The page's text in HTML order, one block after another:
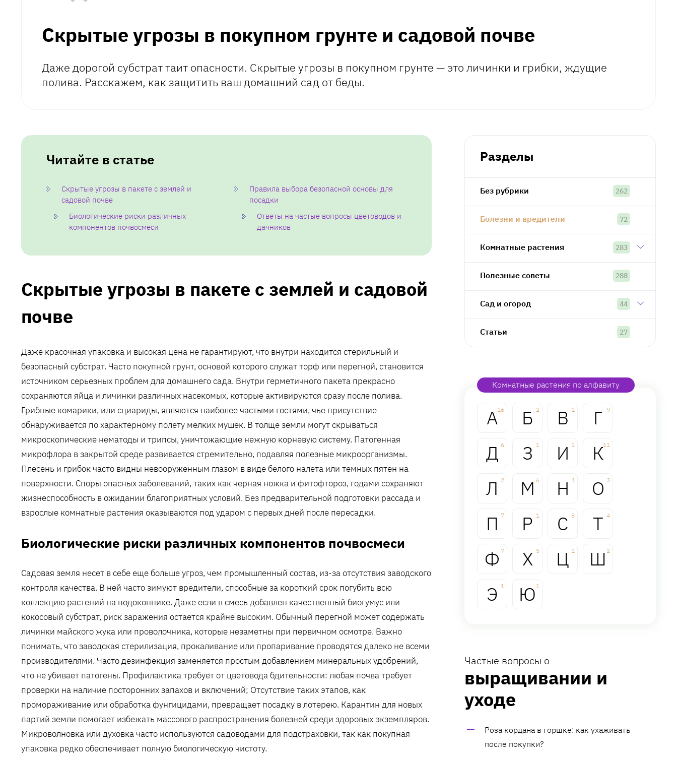
Скрытые угрозы в покупном грунте и садовой почве
Даже дорогой субстрат таит опасности. Скрытые угрозы в покупном грунте — это личинки и грибки, ждущие
полива. Расскажем, как защитить ваш домашний сад от беды.
Читайте в статье
Скрытые угрозы в пакете с землей и
садовой почве
Биологические риски различных
компонентов почвосмеси
Правила выбора безопасной основы для
посадки
Ответы на частые вопросы цветоводов и
дачников
Скрытые угрозы в пакете с землей и садовой
почве
Даже красочная упаковка и высокая цена не гарантируют, что внутри находится стерильный и
безопасный субстрат. Часто покупной грунт, основой которого служат торф или перегной, становится
источником серьезных проблем для домашнего сада. Внутри герметичного пакета прекрасно
сохраняются яйца и личинки различных насекомых, которые активируются сразу после полива.
Грибные комарики, или сциариды, являются наиболее частыми гостями, чье присутствие
обнаруживается по характерному полету мелких мушек. В толще земли могут скрываться
микроскопические нематоды и трипсы, уничтожающие нежную корневую систему. Патогенная
микрофлора в закрытой среде развивается стремительно, подавляя полезные микроорганизмы.
Плесень и грибок часто видны невооруженным глазом в виде белого налета или темных пятен на
поверхности. Споры опасных заболеваний, таких как черная ножка и фитофтороз, годами сохраняют
жизнеспособность в ожидании благоприятных условий. Без предварительной подготовки рассада и
взрослые комнатные растения оказываются под ударом с первых дней после пересадки.
Биологические риски различных компонентов почвосмеси
Садовая земля несет в себе еще больше угроз, чем промышленный состав, из-за отсутствия заводского
контроля качества. В ней часто зимуют вредители, способные за короткий срок погубить всю
коллекцию растений на подоконнике. Даже если в смесь добавлен качественный биогумус или
кокосовый субстрат, риск заражения остается крайне высоким. Обычный перегной может содержать
личинки майского жука или проволочника, которые незаметны при первичном осмотре. Важно
понимать, что заводская стерилизация, прокаливание или пропаривание проводятся далеко не всеми
производителями. Часто дезинфекция заменяется простым добавлением минеральных удобрений,
что не убивает патогены. Профилактика требует от цветовода бдительности: любая почва требует
проверки на наличие посторонних запахов и включений; Отсутствие таких этапов, как
промораживание или обработка фунгицидами, превращает посадку в лотерею. Карантин для новых
партий земли помогает избежать массового распространения болезней среди здоровых экземпляров.
Микроволновка или духовка часто используются садоводами для подстраховки, так как покупная
упаковка редко обеспечивает полную биологическую чистоту.
Разделы
Без рубрики 262
Болезни и вредители 72
Комнатные растения 283
Полезные советы 288
Сад и огород 44
Статьи 27
Комнатные растения по алфавиту
А16 Б 2 В 1 Г 9
Д 6 З 1 И 1 К11
Л 2 М 6 Н 4 О 3
П 7 Р 1 С 8 Т 4
Ф 7 Х 5 Ц 1 Ш 2
Э 1 Ю 1
Частые вопросы о
выращивании и
уходе
Роза кордана в горшке: как ухаживать
после покупки?